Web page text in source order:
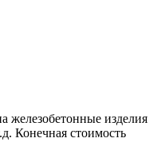
железобетонные изделия
Конечная стоимость